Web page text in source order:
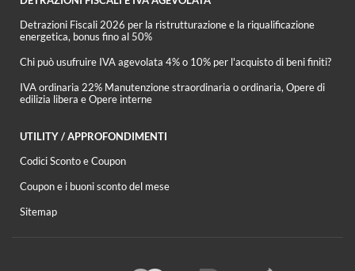
Detrazioni Fiscali 2026 per la ristrutturazione e la riqualificazione
energetica, bonus fino al 50%
Chi può usufruire IVA agevolata 4% o 10% per l'acquisto di beni finiti?
IVA ordinaria 22% Manutenzione straordinaria o ordinaria, Opere di
edilizia libera e Opere interne
UTILITY / APPROFONDIMENTI
Codici Sconto e Coupon
Coupon e i buoni sconto del mese
Sitemap